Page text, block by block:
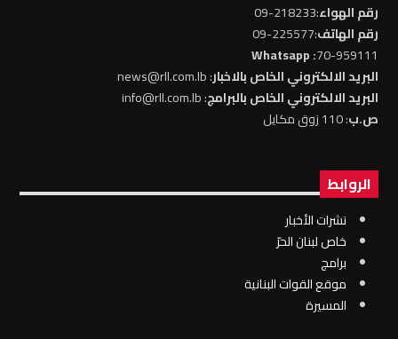
رقم الهواء:218233-09
رقم الهاتف:225577-09
70-959111
: Whatsapp
البريد الالكتروني الخاص بالاخبار: news@rll.com.lb
البريد الالكتروني الخاص بالبرامج: info@rll.com.lb
ص.ب: 110 زوق مكايل
الروابط
نشرات الأخبار
خاص لبنان الحرّ
برامج
موقع القوات البنانية
المسيرة